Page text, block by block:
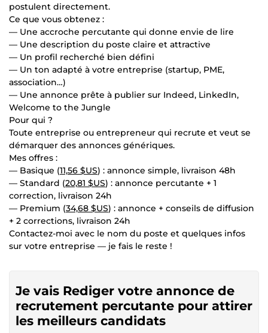
postulent directement.
Ce que vous obtenez :
— Une accroche percutante qui donne envie de lire
— Une description du poste claire et attractive
— Un profil recherché bien défini
— Un ton adapté à votre entreprise (startup, PME,
association…)
— Une annonce prête à publier sur Indeed, LinkedIn,
Welcome to the Jungle
Pour qui ?
Toute entreprise ou entrepreneur qui recrute et veut se
démarquer des annonces génériques.
Mes offres :
— Basique (11,56 $US) : annonce simple, livraison 48h
— Standard (20,81 $US) : annonce percutante + 1
correction, livraison 24h
— Premium (34,68 $US) : annonce + conseils de diffusion
+ 2 corrections, livraison 24h
Contactez-moi avec le nom du poste et quelques infos
sur votre entreprise — je fais le reste !
Je vais Rediger votre annonce de
recrutement percutante pour attirer
les meilleurs candidats